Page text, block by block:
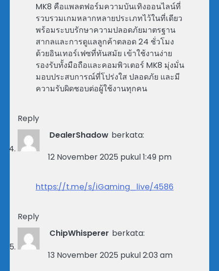
MK8 คือแพลตฟอร์มความบันเทิงออนไลน์ที่
รวบรวมเกมหลากหลายประเภทไว้ในที่เดียว
พร้อมระบบรักษาความปลอดภัยมาตรฐาน
สากลและการดูแลลูกค้าตลอด 24 ชั่วโมง
ด้วยอินเทอร์เฟซที่ทันสมัย เข้าใช้งานง่าย
รองรับทั้งมือถือและคอมพิวเตอร์ MK8 มุ่งมั่น
มอบประสบการณ์ที่โปร่งใส ปลอดภัย และมี
ความรับผิดชอบต่อผู้ใช้งานทุกคน
Reply
DealerShadow berkata:
12 November 2025 pukul 1:49 pm
https://t.me/s/iGaming_live/4586
Reply
ChipWhisperer berkata:
13 November 2025 pukul 2:03 am